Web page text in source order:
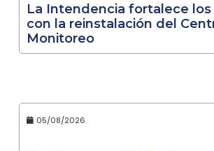
La Intendencia fortalece
con la reinstalación del
Monitoreo
05/08/2026